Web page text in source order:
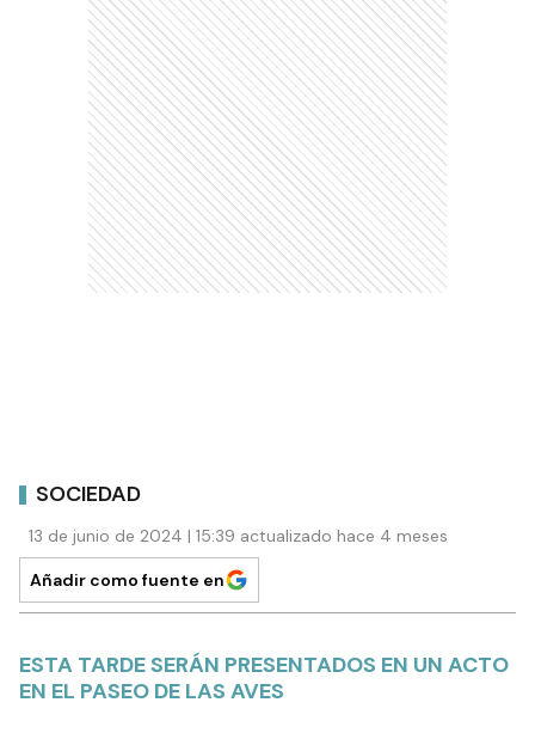
SOCIEDAD
13 de junio de 2024 | 15:39 actualizado hace 4 meses
Añadir como fuente en
ESTA TARDE SERÁN PRESENTADOS EN UN ACTO
EN EL PASEO DE LAS AVES